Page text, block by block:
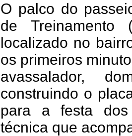
O palco do
de Treinamento
localizado no
os primeiros
avassalador,
construindo o
para a festa dos
técnica que